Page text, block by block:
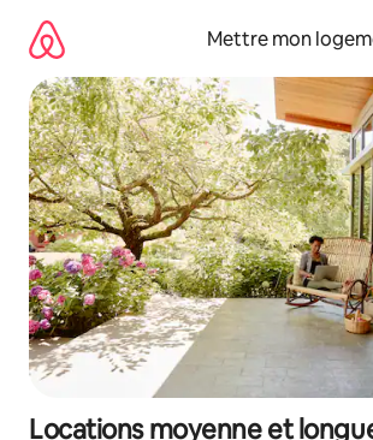
directement
contenu
Mettre mon
Locations moyenne et